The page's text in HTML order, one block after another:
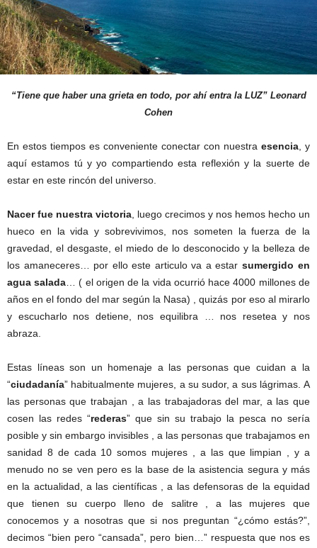
“Tiene que haber una grieta en todo, por ahí entra la LUZ” Leonard
Cohen
En estos tiempos es conveniente conectar con nuestra esencia , y
aquí estamos tú y yo compartiendo esta reflexión y la suerte de
estar en este rincón del universo.
Nacer fue nuestra victoria , luego crecimos y nos hemos hecho un
hueco en la vida y sobrevivimos, nos someten la fuerza de la
gravedad, el desgaste, el miedo de lo desconocido y la belleza de
los amaneceres… por ello este articulo va a estar sumergido en
agua salada … ( el origen de la vida ocurrió hace 4000 millones de
años en el fondo del mar según la Nasa) , quizás por eso al mirarlo
y escucharlo nos detiene, nos equilibra … nos resetea y nos
abraza.
Estas líneas son un homenaje a las personas que cuidan a la
“ciudadanía” habitualmente mujeres, a su sudor, a sus lágrimas. A
las personas que trabajan , a las trabajadoras del mar, a las que
cosen las redes “rederas” que sin su trabajo la pesca no sería
posible y sin embargo invisibles , a las personas que trabajamos en
sanidad 8 de cada 10 somos mujeres , a las que limpian , y a
menudo no se ven pero es la base de la asistencia segura y más
en la actualidad, a las científicas , a las defensoras de la equidad
que tienen su cuerpo lleno de salitre , a las mujeres que
conocemos y a nosotras que si nos preguntan “¿cómo estás?”,
decimos “bien pero “cansada”, pero bien…” respuesta que nos es